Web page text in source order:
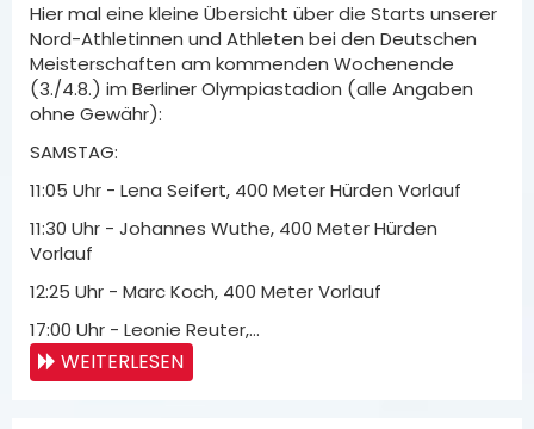
Hier mal eine kleine Übersicht über die Starts unserer
Nord-Athletinnen und Athleten bei den Deutschen
Meisterschaften am kommenden Wochenende
(3./4.8.) im Berliner Olympiastadion (alle Angaben
ohne Gewähr):
SAMSTAG:
11:05 Uhr - Lena Seifert, 400 Meter Hürden Vorlauf
11:30 Uhr - Johannes Wuthe, 400 Meter Hürden
Vorlauf
12:25 Uhr - Marc Koch, 400 Meter Vorlauf
17:00 Uhr - Leonie Reuter,…
WEITERLESEN